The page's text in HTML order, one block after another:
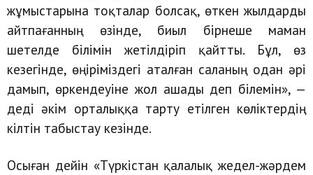
жұмыстарына тоқталар болсақ, өткен жылдарды
айтпағанның өзінде, биыл бірнеше маман
шетелде білімін жетілдіріп қайтты. Бұл, өз
кезегінде, өңіріміздегі аталған саланың одан әрі
дамып, өркендеуіне жол ашады деп білемін», —
деді әкім орталыққа тарту етілген көліктердің
кілтін табыстау кезінде.
Осыған дейін «Түркістан қалалық жедел-жәрдем